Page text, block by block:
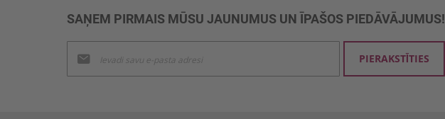
SAŅEM PIRMAIS MŪSU JAUNUMUS UN ĪPAŠOS PIEDĀVĀJUMUS!
jaunumu
saņemšanai:
PIERAKSTĪTIES